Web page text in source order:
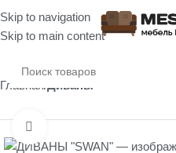
Skip to navigation
Skip to main content
Главная Диваны